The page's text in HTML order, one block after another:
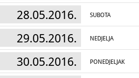
28.05.2016. SUBOTA
29.05.2016. NEDJELJA
30.05.2016. PONEDJELJAK